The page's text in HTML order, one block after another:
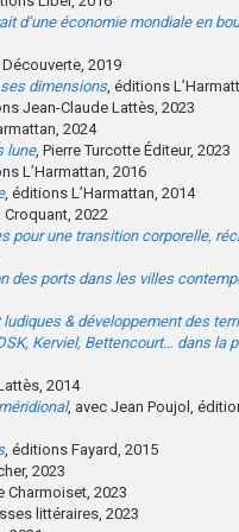
d’une économie mondiale en
2019
dimensions, éditions
Jean-Claude Lattès, 2023
2024
lune, Pierre Turcotte Éditeur, 2023
L’Harmattan, 2016
, éditions L’Harmattan, 2014
2022
pour une transition corporelle,
des ports dans les villes
& développement des
Kerviel, Bettencourt… dans la
2014
, avec Jean Poujol,
, éditions Fayard, 2015
2023
Charmoiset, 2023
littéraires, 2023